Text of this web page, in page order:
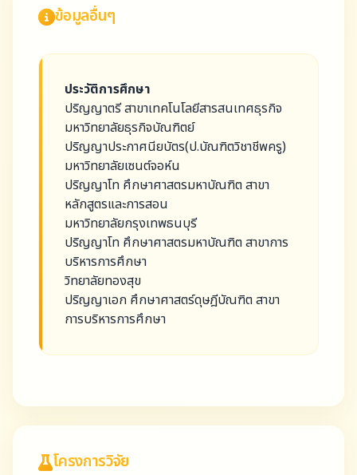
ข้อมูลอื่นๆ
ประวัติการศึกษา
ปริญญาตรี สาขาเทคโนโลยีสารสนเทศธุรกิจ
มหาวิทยาลัยธุรกิจบัณฑิตย์
ปริญญาประกาศนียบัตร(ป.บัณฑิตวิชาชีพครู)
มหาวิทยาลัยเซนต์จอห์น
ปริญญาโท ศึกษาศาสตรมหาบัณฑิต สาขา
หลักสูตรและการสอน
มหาวิทยาลัยกรุงเทพธนบุรี
ปริญญาโท ศึกษาศาสตรมหาบัณฑิต สาขาการ
บริหารการศึกษา
วิทยาลัยทองสุข
ปริญญาเอก ศึกษาศาสตร์ดุษฎีบัณฑิต สาขา
การบริหารการศึกษา
โครงการวิจัย